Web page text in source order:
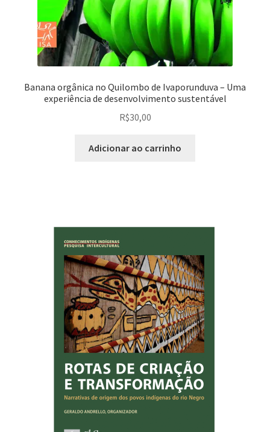
Banana orgânica no Quilombo de Ivaporunduva – Uma
experiência de desenvolvimento sustentável
R$30,00
Adicionar ao carrinho